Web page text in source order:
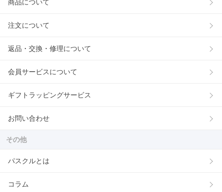
商品について
注文について
返品・交換・修理について
会員サービスについて
ギフトラッピングサービス
お問い合わせ
その他
パスクルとは
コラム